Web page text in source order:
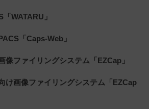
WATARU」
「Caps-Web」
像ファイリングシステム「EZCap」
け画像ファイリングシステム「EZCap